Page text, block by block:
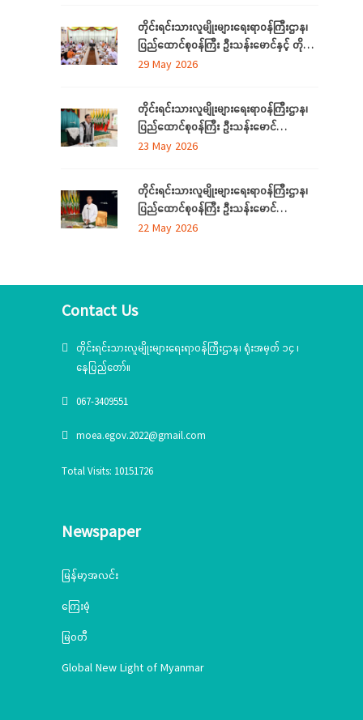
တိုင်းရင်းသားစာပေနှင့် ယဉ်ကျေးမှု
အသင်းအဖွဲ့ ကိုယ်စားလှယ်များအား တည်
ခင်းဧည့်ခံသည့် ဂုဏ်ပြုညစာစားပွဲသို့တက်
ရောက်
တိုင်းရင်းသားလူမျိုးများရေးရာဝန်ကြီးဌာန၊
ပြည်ထောင်စုဝန်ကြီး ဦးသန်းမောင်နှင့် တိုင်း
ဒေသကြီးနှင့်ပြည်နယ် တိုင်းရင်းသား
အစည်းအဝေး ကျင်းပ
29 May 2026
တိုင်းရင်းသားလူမျိုးများရေးရာဝန်ကြီးဌာန၊
ပြည်ထောင်စုဝန်ကြီး ဦးသန်းမောင်
ကရင်ပြည်နယ် အတွင်းရှိ တိုင်းရင်းသား
တွေ့ဆုံဆွေးနွေး၊ ဝန်ထမ်းများနှင့်တွေ့ဆုံအမှာ
စကားပြောကြား
23 May 2026
တိုင်းရင်းသားလူမျိုးများရေးရာဝန်ကြီးဌာန၊
ပြည်ထောင်စုဝန်ကြီး ဦးသန်းမောင်
မွန်ပြည်နယ် အတွင်းရှိ တိုင်းရင်းသားစာပေ
22 May 2026
Contact Us
တိုင်းရင်းသားလူမျိုးများရေးရာဝန်ကြီးဌာန၊ ရုံးအမှတ် ၁၄ ၊
နေပြည်တော်။
067-3409551
moea.egov.2022@gmail.com
Total Visits: 10151726
Newspaper
မြန်မာ့အလင်း
ကြေးမုံ
မြဝတီ
Global New Light of Myanmar